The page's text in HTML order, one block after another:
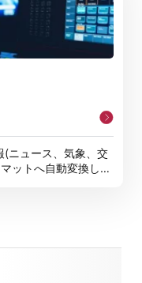
(ニュース、気象、交
ットへ自動変換しデ